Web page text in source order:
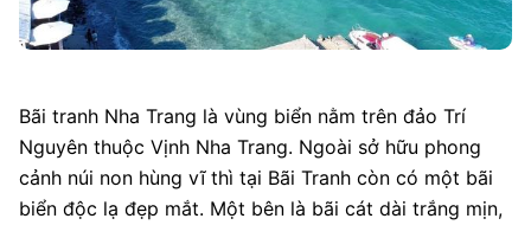
Bãi tranh Nha Trang là vùng biển nằm trên đảo Trí
Nguyên thuộc Vịnh Nha Trang. Ngoài sở hữu phong
cảnh núi non hùng vĩ thì tại Bãi Tranh còn có một bãi
biển độc lạ đẹp mắt. Một bên là bãi cát dài trắng mịn,